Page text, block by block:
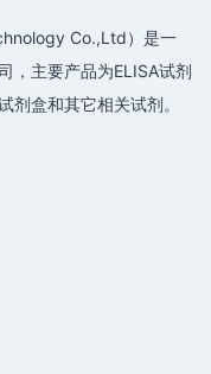
Co.,Ltd）是一
，主要产品为ELISA试剂
剂盒和其它相关试剂。